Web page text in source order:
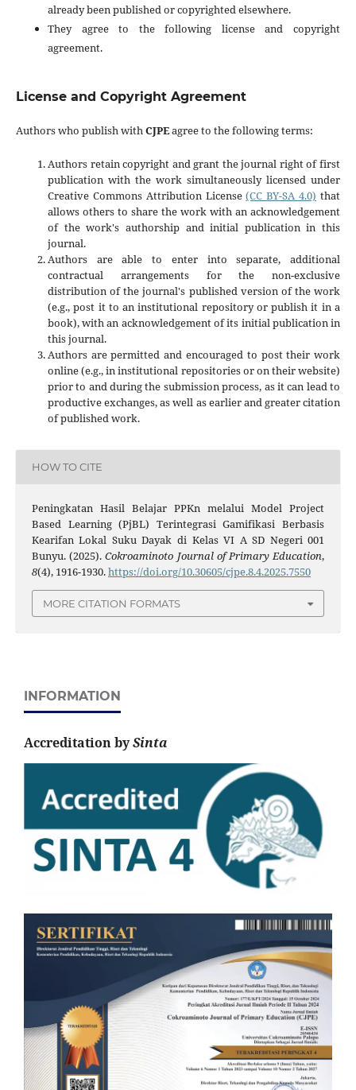
already been published or copyrighted elsewhere.
They agree to the following license and copyright
agreement.
License and Copyright Agreement
Authors who publish withCJPEagree to the following terms:
Authors retain copyright and grant the journal right of first
publication with the work simultaneously licensed under
Creative Commons Attribution License(CC BY-SA 4.0) that
allows others to share the work with an acknowledgement
of the work's authorship and initial publication in this
journal.
Authors are able to enter into separate, additional
contractual arrangements for the non-exclusive
distribution of the journal's published version of the work
(e.g., post it to an institutional repository or publish it in a
book), with an acknowledgement of its initial publication in
this journal.
Authors are permitted and encouraged to post their work
online (e.g., in institutional repositories or on their website)
prior to and during the submission process, as it can lead to
productive exchanges, as well as earlier and greater citation
of published work.
HOW TO CITE
Peningkatan Hasil Belajar PPKn melalui Model Project
Based Learning (PjBL) Terintegrasi Gamifikasi Berbasis
Kearifan Lokal Suku Dayak di Kelas VI A SD Negeri 001
Bunyu. (2025).Cokroaminoto Journal of Primary Education,
8(4), 1916-1930.https://doi.org/10.30605/cjpe.8.4.2025.7550
MORE CITATION FORMATS
INFORMATION
Accreditation bySinta